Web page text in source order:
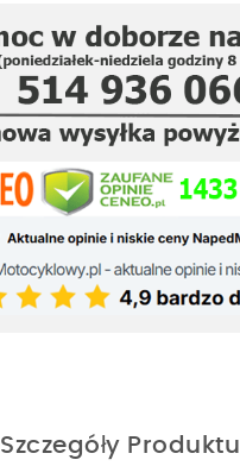
Szczegóły Produktu